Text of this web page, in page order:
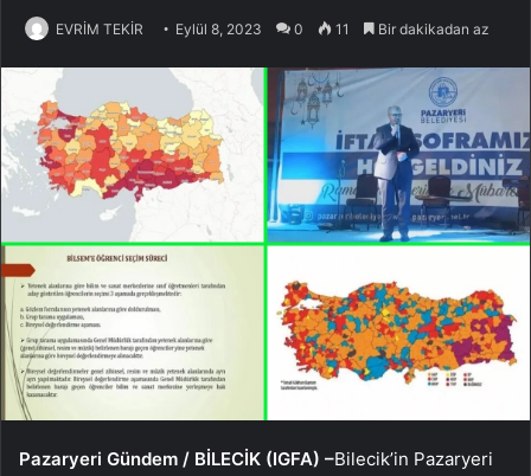
EVRİM TEKİR Eylül 8, 2023 0 11 Bir dakikadan az
Pazaryeri Gündem / BİLECİK (IGFA) –Bilecik’in Pazaryeri